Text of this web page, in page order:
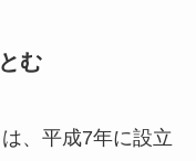
む
、平成7年に設立